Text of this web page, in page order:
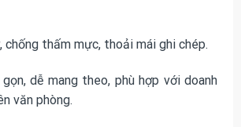
chống thấm mực, thoải mái ghi chép.
dễ mang theo, phù hợp với doanh
văn phòng.